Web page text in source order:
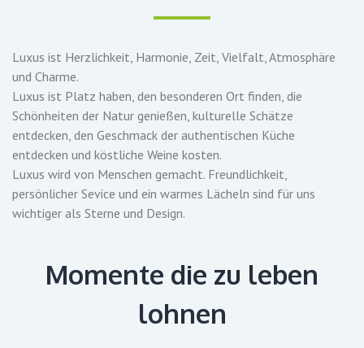
Luxus ist Herzlichkeit, Harmonie, Zeit, Vielfalt, Atmosphäre
und Charme.
Luxus ist Platz haben, den besonderen Ort finden, die
Schönheiten der Natur genießen, kulturelle Schätze
entdecken, den Geschmack der authentischen Küche
entdecken und köstliche Weine kosten.
Luxus wird von Menschen gemacht. Freundlichkeit,
persönlicher Sevice und ein warmes Lächeln sind für uns
wichtiger als Sterne und Design.
Momente die zu leben
lohnen